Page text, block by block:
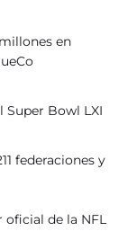
en
Bowl LXI
federaciones y
oficial de la NFL